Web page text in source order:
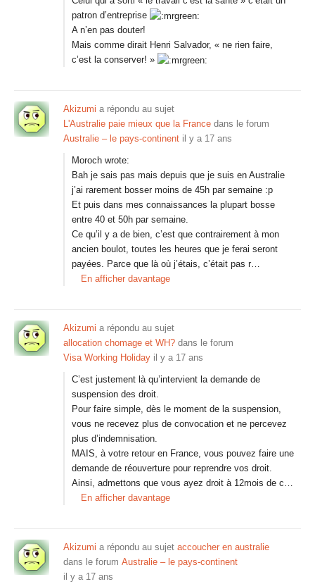
patron d’entreprise
A n’en pas douter!
Mais comme dirait Henri Salvador, « ne rien faire,
c’est la conserver! »
Akizumi a répondu au sujet
L'Australie paie mieux que la France dans le forum
Australie – le pays-continent il y a 17 ans
Moroch wrote:
Bah je sais pas mais depuis que je suis en Australie
j’ai rarement bosser moins de 45h par semaine :p
Et puis dans mes connaissances la plupart bosse
entre 40 et 50h par semaine.
Ce qu’il y a de bien, c’est que contrairement à mon
ancien boulot, toutes les heures que je ferai seront
payées. Parce que là où j’étais, c’était pas r…
En afficher davantage
Akizumi a répondu au sujet
allocation chomage et WH? dans le forum
Visa Working Holiday il y a 17 ans
C’est justement là qu’intervient la demande de
suspension des droit.
Pour faire simple, dès le moment de la suspension,
vous ne recevez plus de convocation et ne percevez
plus d’indemnisation.
MAIS, à votre retour en France, vous pouvez faire une
demande de réouverture pour reprendre vos droit.
Ainsi, admettons que vous ayez droit à 12mois de c…
En afficher davantage
Akizumi a répondu au sujet accoucher en australie
dans le forum Australie – le pays-continent
il y a 17 ans